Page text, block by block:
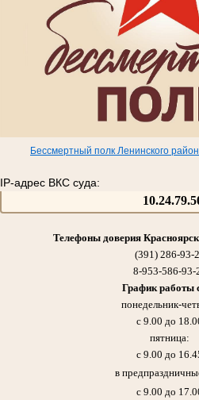
Бессмертный полк Ленинского
IP-адрес ВКС суда:
Телефоны доверия
(391) 286-93-
8-953-586-93-
График работы
понедельник-
с 9.00 до
пятница:
с 9.00 до
в
с 9.00 до